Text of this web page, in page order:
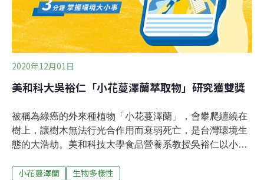
2020年12月01日
美和科大吳裕仁「小花蔓澤蘭萃取物」研究獲雙獎
被稱為綠癌的外來種植物「小花蔓澤蘭」，會攀爬纏繞在
樹上，讓樹木無法行光合作用而衰弱死亡，是台灣環境生
態的大浩劫。美和科技大學食品營養系教授吳裕仁以小花
局每年編列大筆預算防治小花蔓澤蘭，至今仍無法根除，
小花蔓澤蘭 生物多樣性